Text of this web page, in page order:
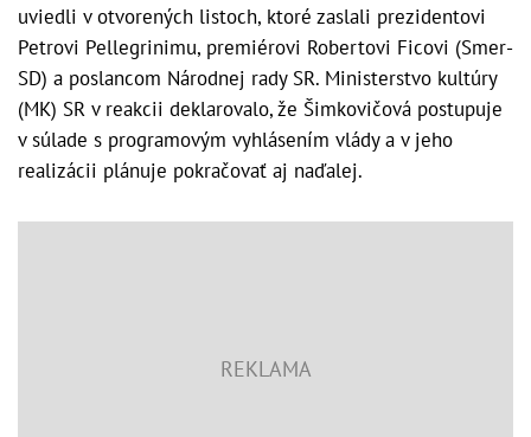
uviedli v otvorených listoch, ktoré zaslali prezidentovi
Petrovi Pellegrinimu, premiérovi Robertovi Ficovi (Smer-
SD) a poslancom Národnej rady SR. Ministerstvo kultúry
(MK) SR v reakcii deklarovalo, že Šimkovičová postupuje
v súlade s programovým vyhlásením vlády a v jeho
realizácii plánuje pokračovať aj naďalej.